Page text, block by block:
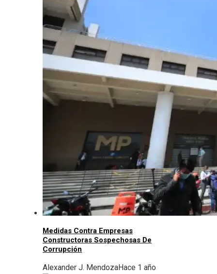
Medidas Contra Empresas
Constructoras Sospechosas De
Corrupción
Alexander J. MendozaHace 1 año